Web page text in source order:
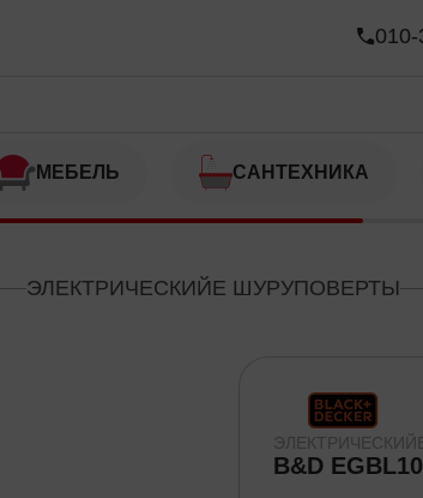
МЕБЕЛЬ САНТЕХНИКА
ЭЛЕКТРИЧЕСКИЙЕ ШУРУПОВЕРТЫ
B&D